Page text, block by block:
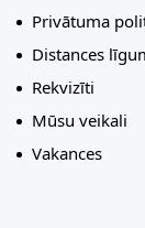
Privātuma
Distances
Rekvizīti
Mūsu veikali
Vakances